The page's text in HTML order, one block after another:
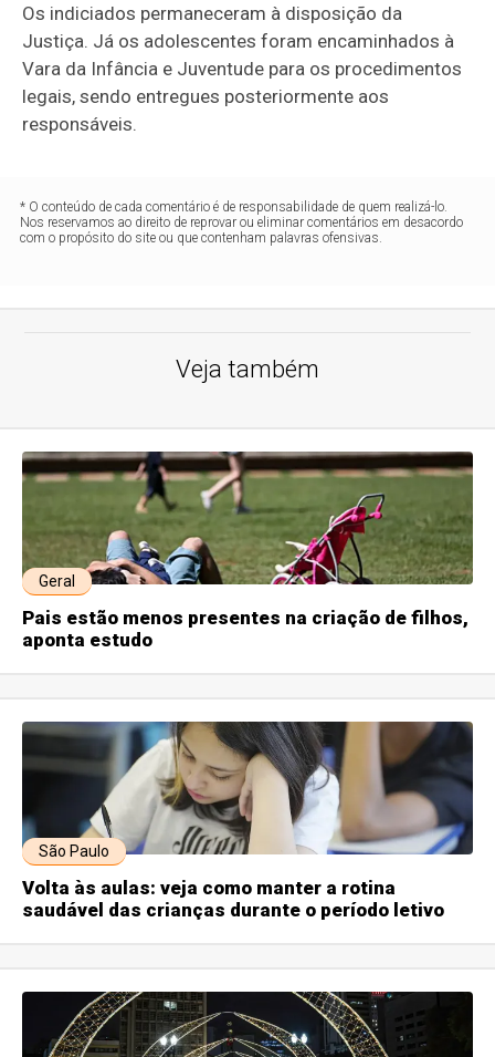
Os indiciados permaneceram à disposição da
Justiça. Já os adolescentes foram encaminhados à
Vara da Infância e Juventude para os procedimentos
legais, sendo entregues posteriormente aos
responsáveis.
* O conteúdo de cada comentário é de responsabilidade de quem realizá-lo.
Nos reservamos ao direito de reprovar ou eliminar comentários em desacordo
com o propósito do site ou que contenham palavras ofensivas.
Veja também
Geral
Pais estão menos presentes na criação de filhos,
aponta estudo
São Paulo
Volta às aulas: veja como manter a rotina
saudável das crianças durante o período letivo